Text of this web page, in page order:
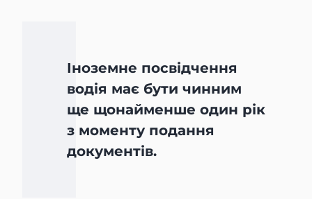
Іноземне посвідчення
водія має бути чинним
ще щонайменше один рік
з моменту подання
документів.